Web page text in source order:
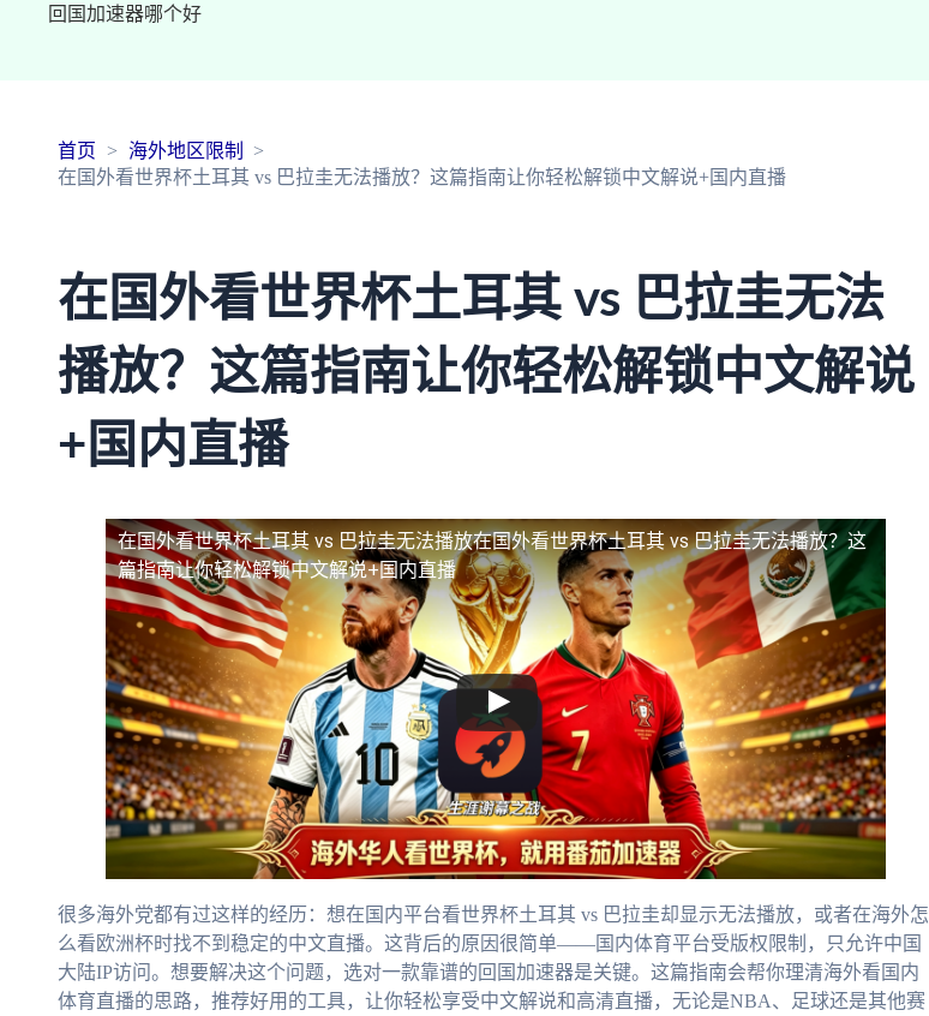
回国加速器哪个好
首页
海外地区限制
在国外看世界杯土耳其 vs 巴拉圭无法播放？这篇指南让你轻松解锁中文解说+国内直播
在国外看世界杯土耳其 vs 巴拉圭无法
播放？这篇指南让你轻松解锁中文解说
+国内直播
在国外看世界杯土耳其 vs 巴拉圭无法播放在国外看世界杯土耳其 vs 巴拉圭无法播放？这
篇指南让你轻松解锁中文解说+国内直播
很多海外党都有过这样的经历：想在国内平台看世界杯土耳其 vs 巴拉圭却显示无法播放，或者在海外怎
么看欧洲杯时找不到稳定的中文直播。这背后的原因很简单——国内体育平台受版权限制，只允许中国
大陆IP访问。想要解决这个问题，选对一款靠谱的回国加速器是关键。这篇指南会帮你理清海外看国内
体育直播的思路，推荐好用的工具，让你轻松享受中文解说和高清直播，无论是NBA、足球还是其他赛